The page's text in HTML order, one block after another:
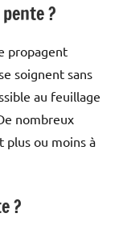
?
propagent
soignent sans
au feuillage
nombreux
plus ou moins à
?